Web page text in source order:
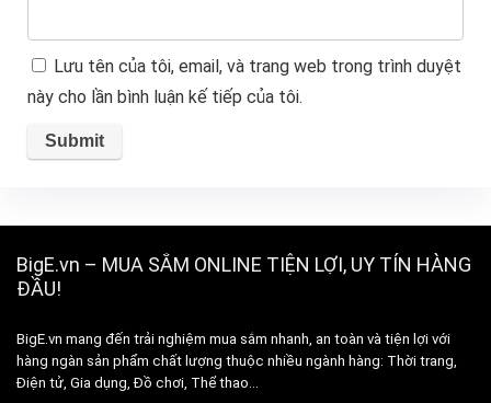
Lưu tên của tôi, email, và trang web trong trình duyệt
này cho lần bình luận kế tiếp của tôi.
BigE.vn – MUA SẮM ONLINE TIỆN LỢI, UY TÍN HÀNG
ĐẦU!
BigE.vn mang đến trải nghiệm mua sắm nhanh, an toàn và tiện lợi với
hàng ngàn sản phẩm chất lượng thuộc nhiều ngành hàng: Thời trang,
Điện tử, Gia dụng, Đồ chơi, Thể thao…